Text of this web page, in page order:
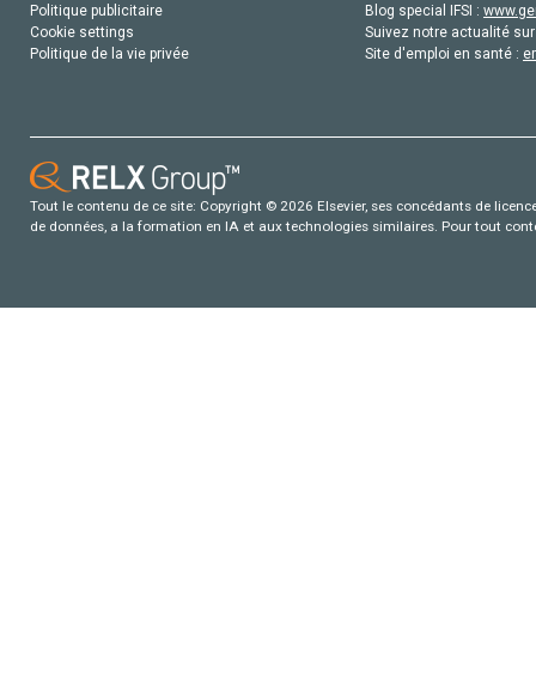
Politique publicitaire
Cookie settings
Politique de la vie privée
Blog special IFSI :
Suivez notre actualité
Site d'emploi en santé :
Tout le contenu de ce site: Copyright © 2026 Elsevier, ses concédants de
de données, a la formation en IA et aux technologies similaires. Pour tout